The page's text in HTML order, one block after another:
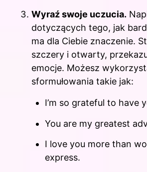
Wyraź swoje uczucia.
dotyczących tego, jak
ma dla Ciebie znaczenie.
szczery i otwarty,
emocje. Możesz
sformułowania takie jak:
I’m so grateful to have
You are my greatest
I love you more than
express.